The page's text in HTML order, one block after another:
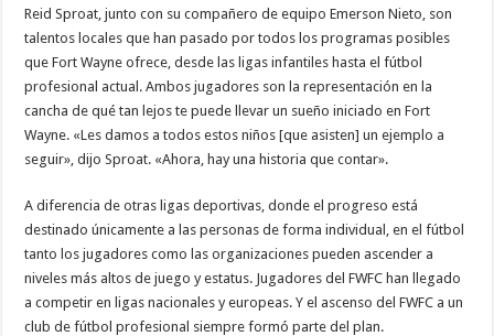
Reid Sproat, junto con su compañero de equipo Emerson Nieto, son
talentos locales que han pasado por todos los programas posibles
que Fort Wayne ofrece, desde las ligas infantiles hasta el fútbol
profesional actual. Ambos jugadores son la representación en la
cancha de qué tan lejos te puede llevar un sueño iniciado en Fort
Wayne. «Les damos a todos estos niños [que asisten] un ejemplo a
seguir», dijo Sproat. «Ahora, hay una historia que contar».
A diferencia de otras ligas deportivas, donde el progreso está
destinado únicamente a las personas de forma individual, en el fútbol
tanto los jugadores como las organizaciones pueden ascender a
niveles más altos de juego y estatus. Jugadores del FWFC han llegado
a competir en ligas nacionales y europeas. Y el ascenso del FWFC a un
club de fútbol profesional siempre formó parte del plan.